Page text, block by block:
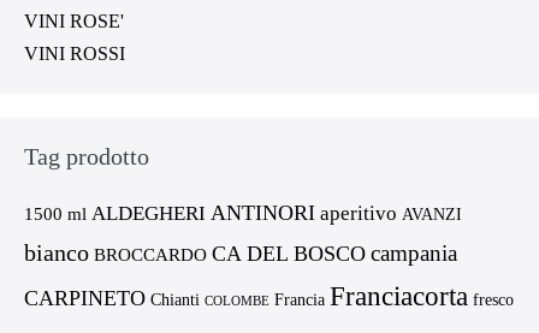
VINI ROSE'
VINI ROSSI
Tag prodotto
1500 ml ALDEGHERI ANTINORI aperitivo AVANZI
bianco BROCCARDO CA DEL BOSCO campania
CARPINETO Chianti COLOMBE Francia Franciacorta fresco